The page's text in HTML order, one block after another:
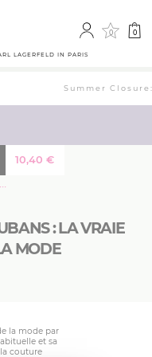
0 0
LAGERFELD IN PARIS
Summer
: LA VRAIE
MODE
10,40€
la mode par
et sa
couture